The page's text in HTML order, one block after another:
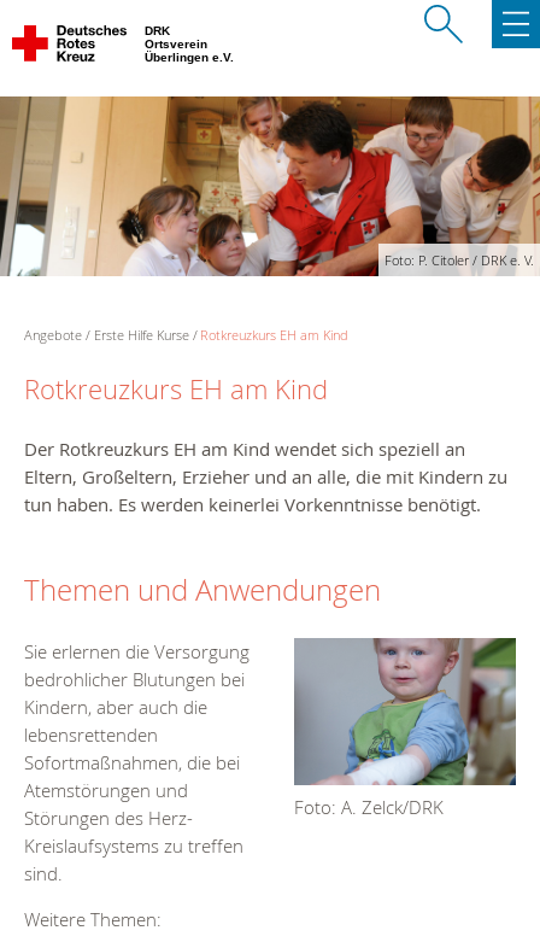
DRK
Ortsverein
Überlingen e.V.
Foto: P. Citoler / DRK e. V.
Angebote Erste Hilfe Kurse Rotkreuzkurs EH am Kind
Rotkreuzkurs EH am Kind
Der Rotkreuzkurs EH am Kind wendet sich speziell an
Eltern, Großeltern, Erzieher und an alle, die mit Kindern zu
tun haben. Es werden keinerlei Vorkenntnisse benötigt.
Themen und Anwendungen
Foto: A. Zelck/DRK
Sie erlernen die Versorgung
bedrohlicher Blutungen bei
Kindern, aber auch die
lebensrettenden
Sofortmaßnahmen, die bei
Atemstörungen und
Störungen des Herz-
Kreislaufsystems zu treffen
sind.
Weitere Themen: